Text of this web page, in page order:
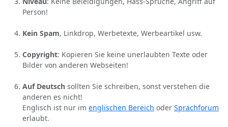
Person!
Kein Spam, Linkdrop, Werbetexte, Werbeartikel usw.
Copyright: Kopieren Sie keine unerlaubten Texte oder
Bilder von anderen Webseiten!
Auf Deutsch sollten Sie schreiben, sonst verstehen die
anderen es nicht!
Englisch ist nur im englischen Bereich oder Sprachforum
erlaubt.